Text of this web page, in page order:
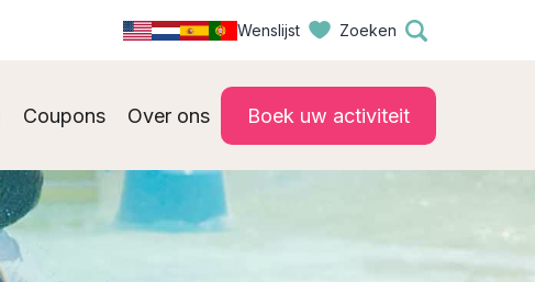
Wenslijst Zoeken
Coupons Over ons Boek uw activiteit